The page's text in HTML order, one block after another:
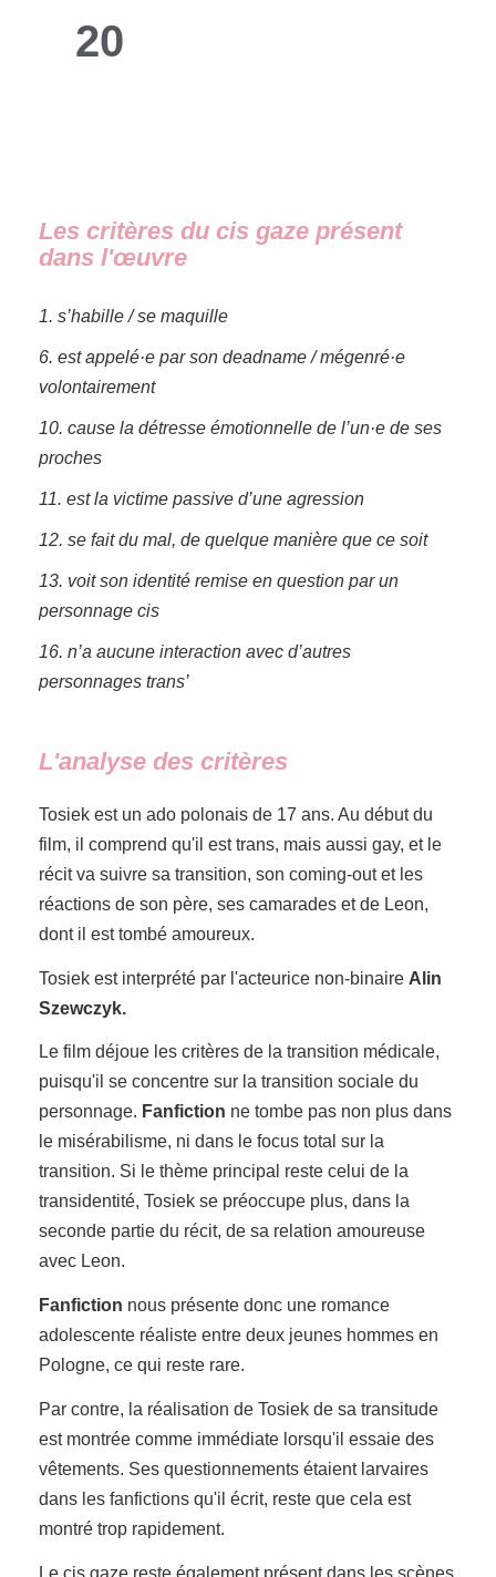
20
Les critères du cis gaze présent
dans l'œuvre
1. s’habille / se maquille
6. est appelé·e par son deadname / mégenré·e
volontairement
10. cause la détresse émotionnelle de l’un·e de ses
proches
11. est la victime passive d’une agression
12. se fait du mal, de quelque manière que ce soit
13. voit son identité remise en question par un
personnage cis
16. n’a aucune interaction avec d’autres
personnages trans’
L'analyse des critères
Tosiek est un ado polonais de 17 ans. Au début du
film, il comprend qu'il est trans, mais aussi gay, et le
récit va suivre sa transition, son coming-out et les
réactions de son père, ses camarades et de Leon,
dont il est tombé amoureux.
Tosiek est interprété par l'acteurice non-binaire Alin
Szewczyk.
Le film déjoue les critères de la transition médicale,
puisqu'il se concentre sur la transition sociale du
personnage. Fanfiction ne tombe pas non plus dans
le misérabilisme, ni dans le focus total sur la
transition. Si le thème principal reste celui de la
transidentité, Tosiek se préoccupe plus, dans la
seconde partie du récit, de sa relation amoureuse
avec Leon.
Fanfiction nous présente donc une romance
adolescente réaliste entre deux jeunes hommes en
Pologne, ce qui reste rare.
Par contre, la réalisation de Tosiek de sa transitude
est montrée comme immédiate lorsqu'il essaie des
vêtements. Ses questionnements étaient larvaires
dans les fanfictions qu'il écrit, reste que cela est
montré trop rapidement.
Le cis gaze reste également présent dans les scènes